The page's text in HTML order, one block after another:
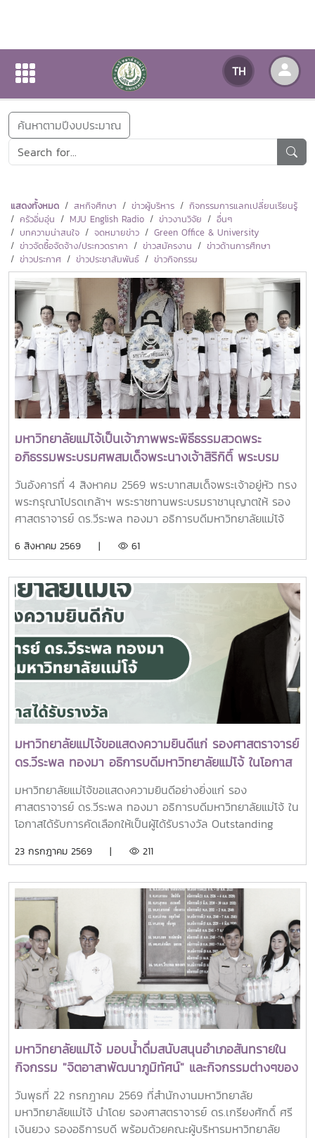
TH
ข่าวสารกิจกรรม
ค้นหาตามปีงบประมาณ
แสดงทั้งหมด สหกิจศึกษา ข่าวผู้บริหาร
กิจกรรมการแลกเปลี่ยนเรียนรู้
ครัวอิ่มอุ่น
MJU English Radio ข่าวงานวิจัย
อื่นๆ
บทความน่าสนใจ
จดหมายข่าว
Green Office & University
ข่าวจัดซื้อจัดจ้าง/ประกวดราคา
ข่าวสมัครงาน
ข่าวด้านการศึกษา
ข่าวประกาศ
ข่าวประชาสัมพันธ์ ข่าวกิจกรรม
มหาวิทยาลัยแม่โจ้เป็นเจ้าภาพพระพิธีธรรมสวดพระ
อภิธรรมพระบรมศพสมเด็จพระนางเจ้าสิริกิติ์ พระบรม
ราชินีนาถ พระบรมราชชนนีพันปีหลวง พร้อมเข้ากราบ
ถวายบังคมพระศพ สมเด็จพระเจ้าลูกเธอ เจ้าฟ้าพัชรกิติยา
ภา นเรนทิราเทพยวดี กรมหลวงราชสาริณีสิริพัชร มหา
วันอังคารที่ 4 สิงหาคม 2569 พระบาทสมเด็จพระเจ้าอยู่หัว ทรง
พระกรุณาโปรดเกล้าฯ พระราชทานพระบรมราชานุญาตให้ รอง
ศาสตราจารย์ ดร.วีระพล ทองมา อธิการบดีมหาวิทยาลัยแม่โจ้
บุคลากร รวมจำนวน 25 คน เป็นเจ้าภาพพระพิธีธรรมสวดพระ
พระบรมราชชนนีพันปีหลวง ณ พระที่นั่งดุสิตมหาปราสาท
พระบรมมหาราชวัง และเข้ากราบถวายบังคมพระศพสมเด็จ
พระเจ้าลูกเธอ เจ้าฟ้าพัชรกิติยาภา นเรนทิราเทพยวดี กรมหลวง
ราชสาริณีสิริพัชร มหาวัชรราชธิดา ณ พระที่นั่งพิมานรัตยา
พระบรมมหาราชวังการเข้าร่วมพิธีในครั้งนี้ นับเป็นพระ
มหากรุณาธิคุณล้นเกล้าล้นกระหม่อมแก่คณะผู้บริหาร
มหาวิทยาลัย สมาคมศิษย์เก่า และบุคลากร มหาวิทยาลัยแม่โจ้ที่ได้
ร่วมแสดงความจงรักภักดี ถวายความอาลัยและน้อมรำลึกในพระ
มหากรุณาธิคุณอย่างหาที่สุดมิได้
6 สิงหาคม 2569 | 61
มหาวิทยาลัยแม่โจ้ขอแสดงความยินดีแก่ รองศาสตราจารย์
ดร.วีระพล ทองมา อธิการบดีมหาวิทยาลัยแม่โจ้ ในโอกาส
ได้รับรางวัล Outstanding SEARCA Scholarship
Alumni (OSSA) Awards 2026
มหาวิทยาลัยแม่โจ้ขอแสดงความยินดีอย่างยิ่งแก่ รอง
ศาสตราจารย์ ดร.วีระพล ทองมา อธิการบดีมหาวิทยาลัยแม่โจ้ ใน
โอกาสได้รับการคัดเลือกให้เป็นผู้ได้รับรางวัล Outstanding
ศูนย์ภูมิภาคเอเชียตะวันออกเฉียงใต้ว่าด้วยบัณฑิตศึกษาและการ
for Graduate Study and Research in Agriculture
(SEARCA) นับเป็นรางวัลเกียรติยศระดับภูมิภาคที่มอบแก่ศิษย์
เก่าทุน SEARCA ผู้มีความสำเร็จโดดเด่นทางวิชาชีพ มีภาวะผู้นำ
และสร้างคุณูปการสำคัญต่อการพัฒนาการเกษตร ชนบท ชุมชน
และสังคมอย่างยั่งยืนรางวัล Outstanding SEARCA
Scholarship Alumni (OSSA) จัดตั้งขึ้นเพื่อเชิดชูเกียรติศิษย์
เก่าผู้ได้รับทุนการศึกษาระดับบัณฑิตศึกษาจาก SEARCA ซึ่งได้
นำองค์ความรู้ ประสบการณ์ และศักยภาพที่ได้รับจากการศึกษา
ไปสร้างคุณประโยชน์ต่อองค์กร ชุมชน ประเทศ และภูมิภาคเอเชีย
ตะวันออกเฉียงใต้ ตลอดจนเป็นแบบอย่างที่สะท้อนค่านิยมและ
ปรัชญาของ SEARCA ผ่านความสำเร็จในวิชาชีพ การบริการ
สาธารณะ และการอุทิศตนเพื่อส่วนรวมในปี 2026 การพิจารณา
รางวัลครอบคลุมผลงานสำคัญ 4 ด้าน ได้แก่ การสอน
(Teaching) การวิจัย (Research) การบริการสาธารณะและการ
พัฒนาชุมชน (Public Service and Community
23 กรกฎาคม 2569 | 211
มหาวิทยาลัยแม่โจ้ มอบน้ำดื่มสนับสนุนอำเภอสันทรายใน
กิจกรรม "จิตอาสาพัฒนาภูมิทัศน์" และกิจกรรมต่างๆของ
อำเภอสันทราย
วันพุธที่ 22 กรกฎาคม 2569 ที่สำนักงานมหาวิทยาลัย
มหาวิทยาลัยแม่โจ้ นำโดย รองศาสตราจารย์ ดร.เกรียงศักดิ์ ศรี
เงินยวง รองอธิการบดี พร้อมด้วยคณะผู้บริหารมหาวิทยาลัย